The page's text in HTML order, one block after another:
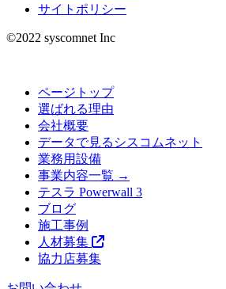
サイトポリシー
©︎2022 syscomnet Inc
ページトップ
選ばれる理由
会社概要
データで見るシスコムネット
業務用設備
事業内容一覧 →
テスラ Powerwall 3
ブログ
施工事例
人材募集
協力店募集